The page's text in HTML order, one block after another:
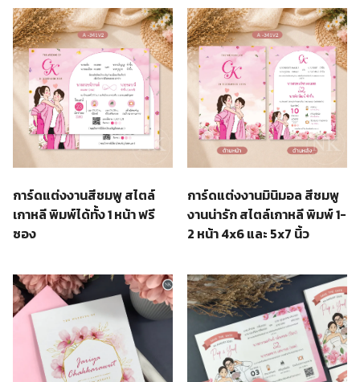
การ์ดแต่งงานสีชมพู สไตล์
เกาหลี พิมพ์ได้ทั้ง 1 หน้า ฟรี
ซอง
การ์ดแต่งงานมินิมอล สีชมพู
งานน่ารัก สไตล์เกาหลี พิมพ์ 1-
2 หน้า 4x6 และ 5x7 นิ้ว